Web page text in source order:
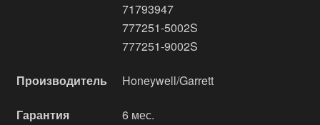
71793947
777251-5002S
777251-9002S
Производитель Honeywell/Garrett
Гарантия 6 мес.